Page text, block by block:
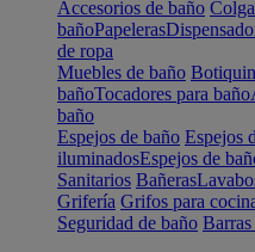
Accesorios de baño
bañoPapeleras
de ropa
Muebles de baño
bañoTocadores para baño
baño
Espejos de baño Espejos
iluminadosEspejos de
Sanitarios Bañeras
Grifería Grifos para
Seguridad de baño